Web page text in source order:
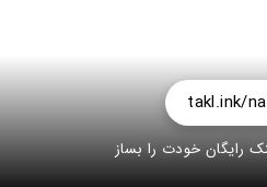
takl.ink/
رایگان خودت را بساز